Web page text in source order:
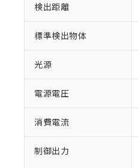
検出距離
標準検出物体
光源
電源電圧
消費電流
制御出力